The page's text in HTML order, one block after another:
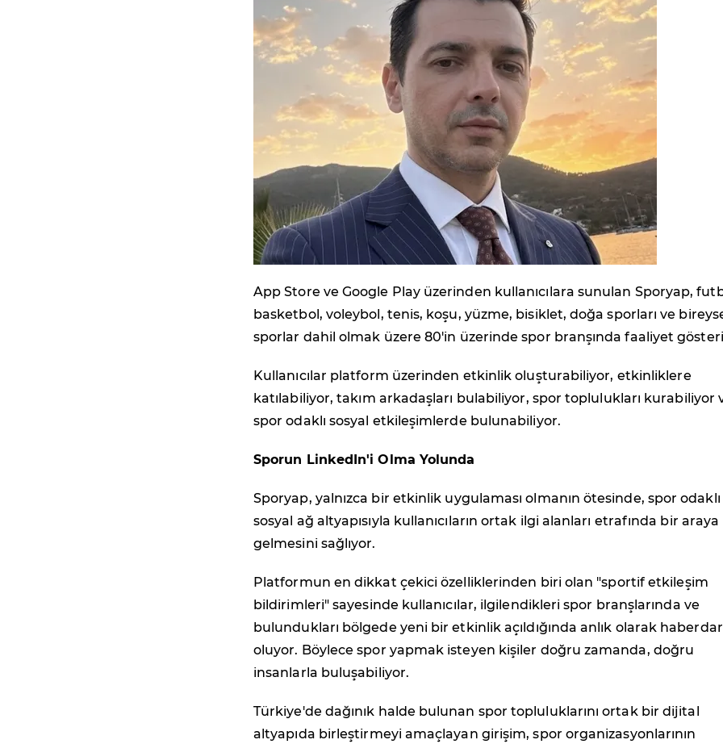
App Store ve Google Play üzerinden kullanıcılara sunulan Sporyap,
basketbol, voleybol, tenis, koşu, yüzme, bisiklet, doğa sporları ve
sporlar dahil olmak üzere 80'in üzerinde spor branşında faaliyet
Kullanıcılar platform üzerinden etkinlik oluşturabiliyor, etkinliklere
katılabiliyor, takım arkadaşları bulabiliyor, spor toplulukları kurabiliyor
spor odaklı sosyal etkileşimlerde bulunabiliyor.
Sporun LinkedIn'i Olma Yolunda
Sporyap, yalnızca bir etkinlik uygulaması olmanın ötesinde, spor odaklı
sosyal ağ altyapısıyla kullanıcıların ortak ilgi alanları etrafında bir araya
gelmesini sağlıyor.
Platformun en dikkat çekici özelliklerinden biri olan "sportif etkileşim
bildirimleri" sayesinde kullanıcılar, ilgilendikleri spor branşlarında ve
bulundukları bölgede yeni bir etkinlik açıldığında anlık olarak haberdar
oluyor. Böylece spor yapmak isteyen kişiler doğru zamanda, doğru
insanlarla buluşabiliyor.
Türkiye'de dağınık halde bulunan spor topluluklarını ortak bir dijital
altyapıda birleştirmeyi amaçlayan girişim, spor organizasyonlarının